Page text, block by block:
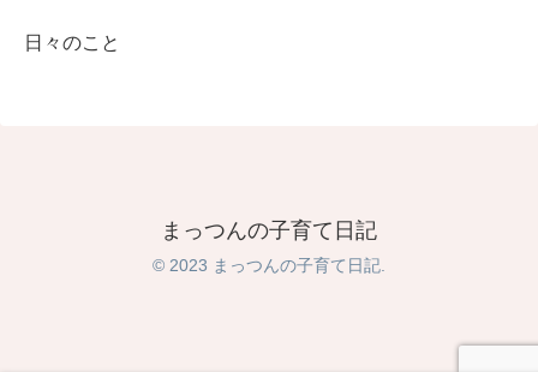
日々のこと
まっつんの子育て日記
© 2023 まっつんの子育て日記.